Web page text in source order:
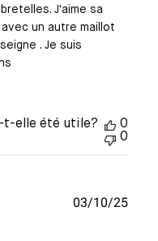
J'aime sa
un autre maillot
. Je suis
t-elle été utile?
0
0
Date
03/10/25